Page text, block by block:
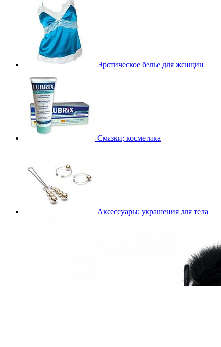
Эротическое белье для женщин
Смазки; косметика
Аксессуары; украшения для тела